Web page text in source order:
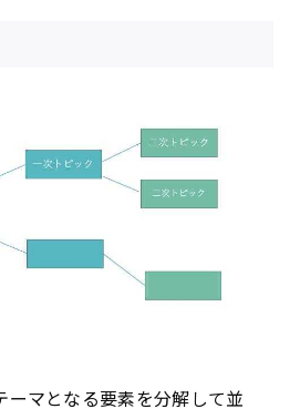
ーマとなる要素を分解して並